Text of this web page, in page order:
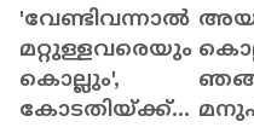
'വേണ്ടിവന്നാൽ
മറ്റുള്ളവരെയും
കൊല്ലും',
കോടതിയ്ക്ക്